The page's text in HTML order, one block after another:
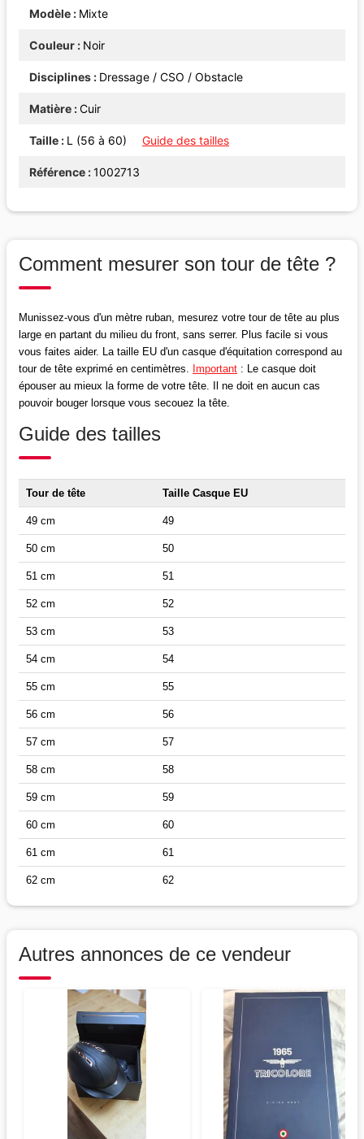
Modèle Mixte
Couleur Noir
Disciplines Dressage / CSO / Obstacle
Matière Cuir
Taille L (56 à 60) Guide des tailles
Référence 1002713
Comment mesurer son tour de tête ?
Munissez-vous d'un mètre ruban, mesurez votre tour de tête au plus
large en partant du milieu du front, sans serrer. Plus facile si vous
vous faites aider. La taille EU d'un casque d'équitation correspond au
tour de tête exprimé en centimètres. Important : Le casque doit
épouser au mieux la forme de votre tête. Il ne doit en aucun cas
pouvoir bouger lorsque vous secouez la tête.
Guide des tailles
Tour de tête Taille Casque EU
49 cm 49
50 cm 50
51 cm 51
52 cm 52
53 cm 53
54 cm 54
55 cm 55
56 cm 56
57 cm 57
58 cm 58
59 cm 59
60 cm 60
61 cm 61
62 cm 62
Autres annonces de ce vendeur